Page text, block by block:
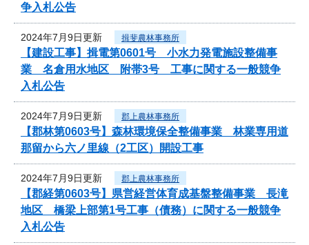
争入札公告
2024年7月9日更新 揖斐農林事務所
【建設工事】揖電第0601号 小水力発電施設整備事
業 名倉用水地区 附帯3号 工事に関する一般競争
入札公告
2024年7月9日更新 郡上農林事務所
【郡林第0603号】森林環境保全整備事業 林業専用道
那留から六ノ里線（2工区）開設工事
2024年7月9日更新 郡上農林事務所
【郡経第0603号】県営経営体育成基盤整備事業 長滝
地区 橋梁上部第1号工事（債務）に関する一般競争
入札公告